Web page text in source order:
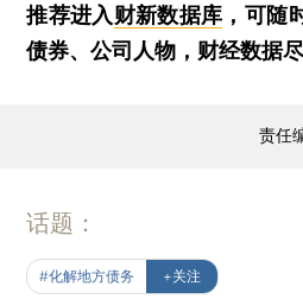
推荐进入财新数据库 ，可随
债券、公司人物，财经数据尽
责任
话题：
#化解地方债务 +关注